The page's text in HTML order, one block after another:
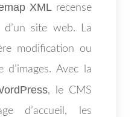
XML recense
site web. La
modification ou
d’images. Avec la
, le CMS
d’accueil, les